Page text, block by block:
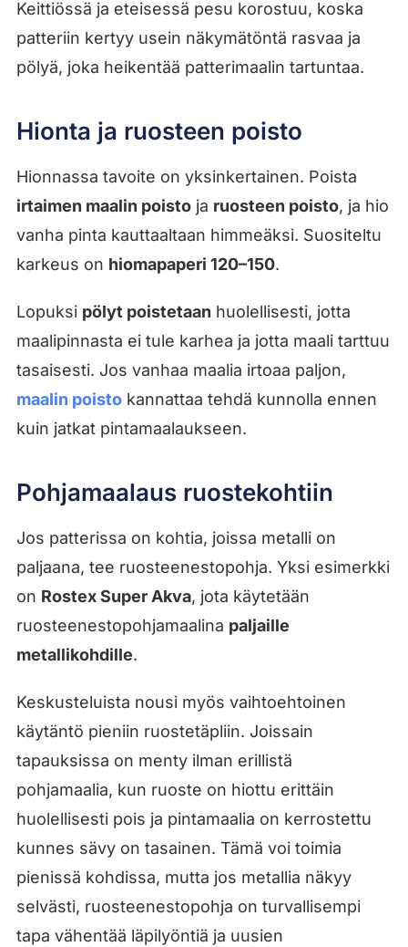
Keittiössä ja eteisessä pesu korostuu, koska
patteriin kertyy usein näkymätöntä rasvaa ja
pölyä, joka heikentää patterimaalin tartuntaa.
Hionta ja ruosteen poisto
Hionnassa tavoite on yksinkertainen. Poista
irtaimen maalin poistoja ruosteen poisto, ja hio
vanha pinta kauttaaltaan himmeäksi. Suositeltu
karkeus on hiomapaperi 120–150.
Lopuksi pölyt poistetaan huolellisesti, jotta
maalipinnasta ei tule karhea ja jotta maali tarttuu
tasaisesti. Jos vanhaa maalia irtoaa paljon,
maalin poistokannattaa tehdä kunnolla ennen
kuin jatkat pintamaalaukseen.
Pohjamaalaus ruostekohtiin
Jos patterissa on kohtia, joissa metalli on
paljaana, tee ruosteenestopohja. Yksi esimerkki
on Rostex Super Akva, jota käytetään
ruosteenestopohjamaalina paljaille
metallikohdille.
Keskusteluista nousi myös vaihtoehtoinen
käytäntö pieniin ruostetäpliin. Joissain
tapauksissa on menty ilman erillistä
pohjamaalia, kun ruoste on hiottu erittäin
huolellisesti pois ja pintamaalia on kerrostettu
kunnes sävy on tasainen. Tämä voi toimia
pienissä kohdissa, mutta jos metallia näkyy
selvästi, ruosteenestopohja on turvallisempi
tapa vähentää läpilyöntiä ja uusien